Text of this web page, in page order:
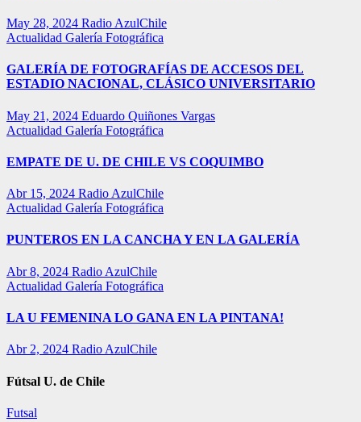
May 28, 2024 Radio AzulChile
Actualidad Galería Fotográfica
GALERÍA DE FOTOGRAFÍAS DE ACCESOS DEL
ESTADIO NACIONAL, CLÁSICO UNIVERSITARIO
May 21, 2024 Eduardo Quiñones Vargas
Actualidad Galería Fotográfica
EMPATE DE U. DE CHILE VS COQUIMBO
Abr 15, 2024 Radio AzulChile
Actualidad Galería Fotográfica
PUNTEROS EN LA CANCHA Y EN LA GALERÍA
Abr 8, 2024 Radio AzulChile
Actualidad Galería Fotográfica
LA U FEMENINA LO GANA EN LA PINTANA!
Abr 2, 2024 Radio AzulChile
Fútsal U. de Chile
Futsal